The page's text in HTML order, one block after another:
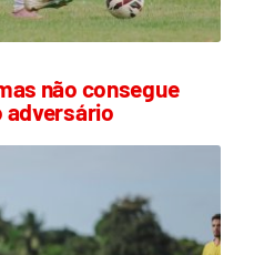
não consegue
adversário